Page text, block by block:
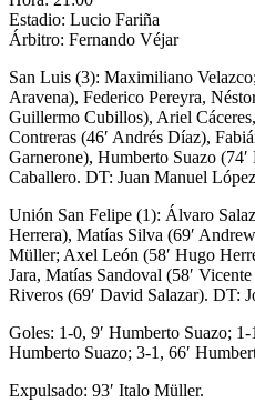
Estadio: Lucio Fariña
Árbitro: Fernando Véjar
San Luis (3): Maximiliano
Aravena), Federico Pereyra,
Guillermo Cubillos), Ariel
Contreras (46′ Andrés Díaz),
Garnerone), Humberto Suazo
Caballero. DT: Juan Manuel
Unión San Felipe (1): Álvaro
Herrera), Matías Silva (69′
Müller; Axel León (58′ Hugo
Jara, Matías Sandoval (58′
Riveros (69′ David Salazar). DT:
Goles: 1-0, 9′ Humberto Suazo;
Humberto Suazo; 3-1, 66′
Expulsado: 93′ Italo Müller.